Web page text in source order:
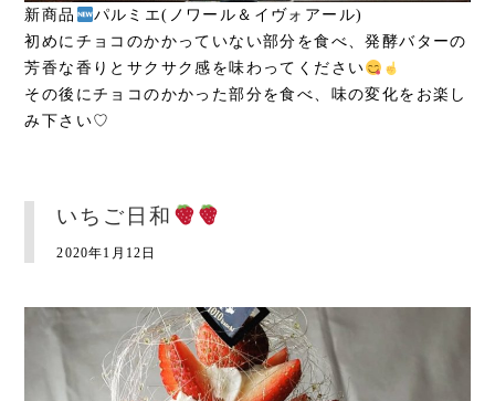
新商品
パルミエ(ノワール＆イヴォアール)
初めにチョコのかかっていない部分を食べ、発酵バターの
芳香な香りとサクサク感を味わってください
その後にチョコのかかった部分を食べ、味の変化をお楽し
み下さい♡
いちご日和
2020年1月12日